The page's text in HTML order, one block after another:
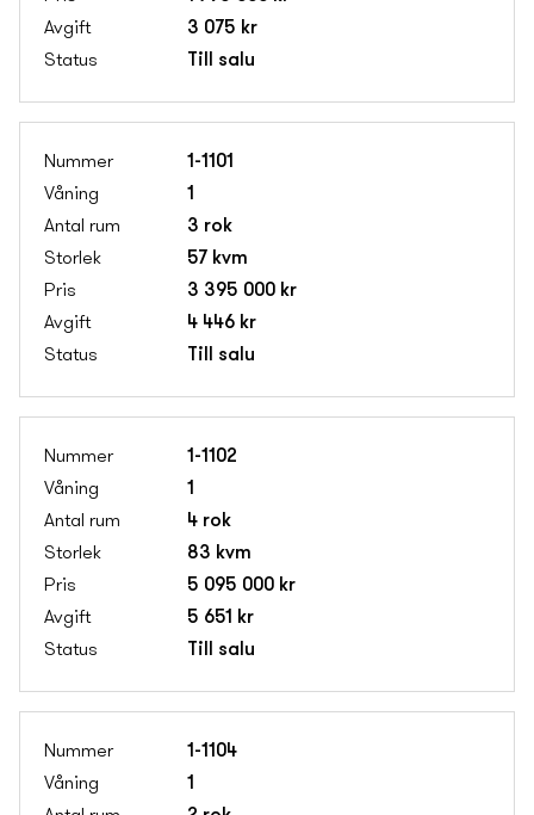
3 075 kr
Till salu
1-1101
1
3 rok
57 kvm
3 395 000 kr
4 446 kr
Till salu
1-1102
1
4 rok
83 kvm
5 095 000 kr
5 651 kr
Till salu
1-1104
1